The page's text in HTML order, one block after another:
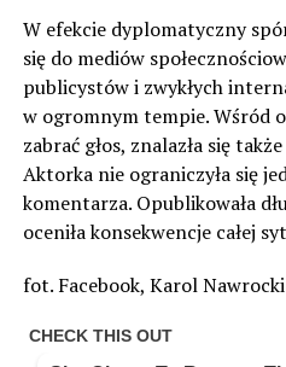
W efekcie dyplomatyczny
się do mediów
publicystów i zwykłych
w ogromnym tempie. Wśród
zabrać głos, znalazła się
Aktorka nie ograniczyła się
komentarza. Opublikowała
oceniła konsekwencje całej
fot. Facebook, Karol Nawrocki